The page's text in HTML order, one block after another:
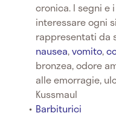
cronica. I segni e
interessare ogni
rappresentati da
nausea,vomito,
bronzea, odore
alle emorragie,
Kussmaul
Barbiturici